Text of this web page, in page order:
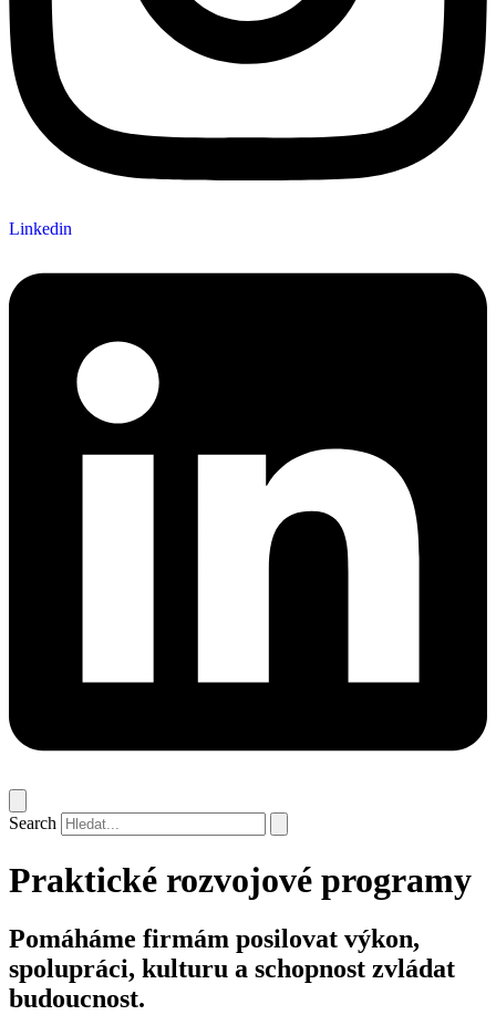
Linkedin
Search
Praktické rozvojové programy
Pomáháme firmám posilovat výkon,
spolupráci, kulturu a schopnost zvládat
budoucnost.